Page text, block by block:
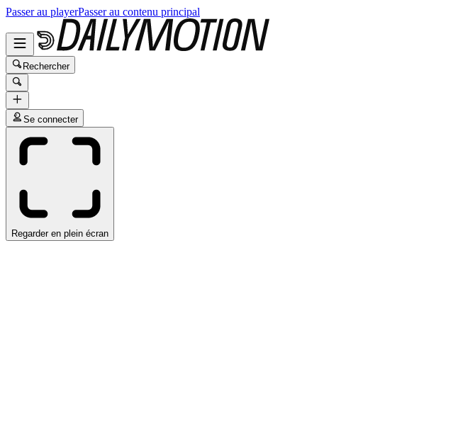
Passer au playerPasser au contenu principal
Rechercher
Se connecter
Regarder en plein écran